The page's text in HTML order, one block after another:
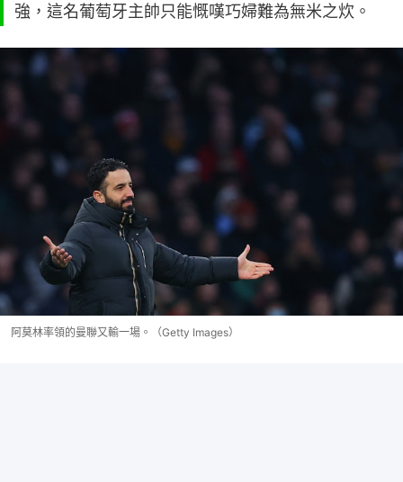
強，這名葡萄牙主帥只能慨嘆巧婦難為無米之炊。
阿莫林率領的曼聯又輸一場。（Getty Images）